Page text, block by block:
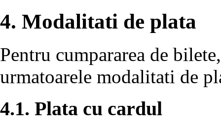
4. Modalitati de plata
Pentru cumpararea de
urmatoarele modalitati de
4.1. Plata cu cardul